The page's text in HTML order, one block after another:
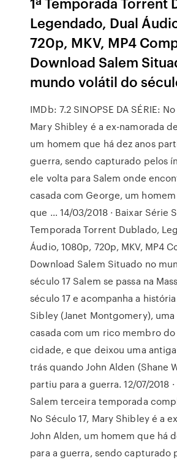
Legendado, Dual
720p, MKV, MP4
Download Salem
mundo volátil do
IMDb: 7.2 SINOPSE DA SÉRIE:
Mary Shibley é a ex-namorada
um homem que há dez anos
guerra, sendo capturado pelos
ele volta para Salem onde
casada com George, um
que … 14/03/2018 · Baixar Série
Temporada Torrent Dublado,
Áudio, 1080p, 720p, MKV, MP4
Download Salem Situado no
século 17 Salem se passa na
século 17 e acompanha a
Sibley (Janet Montgomery),
casada com um rico membro
cidade, e que deixou uma
trás quando John Alden (Shane
partiu para a guerra. 12/07/2018
Salem terceira temporada
No Século 17, Mary Shibley é a
John Alden, um homem que há
para a guerra, sendo capturado